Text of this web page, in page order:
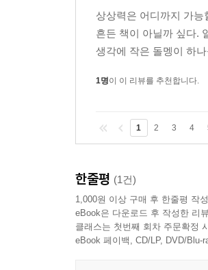
상상력은 어디까지 가
흔든 책이 아닐까 싶다.
생각에 작은 돌멩이 하
1명이 이 리뷰를 추천합니다.
1 2 3 4
한줄평 (1건)
1,000원 이상 구매 후 한줄평 작
eBook은 다운로드 후 작성한 리
클래스는 첫번째 회차 주문확정
eBook 페이백, CD/LP, DVD/